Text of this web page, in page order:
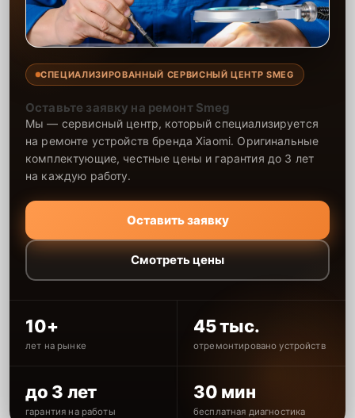
СПЕЦИАЛИЗИРОВАННЫЙ СЕРВИСНЫЙ ЦЕНТР SMEG
Оставьте заявку на ремонт Smeg
Мы — сервисный центр, который специализируется
на ремонте устройств бренда Xiaomi. Оригинальные
комплектующие, честные цены и гарантия до 3 лет
на каждую работу.
Оставить заявку
Смотреть цены
10+
лет на рынке
45 тыс.
отремонтировано устройств
до 3 лет
гарантия на работы
30 мин
бесплатная диагностика